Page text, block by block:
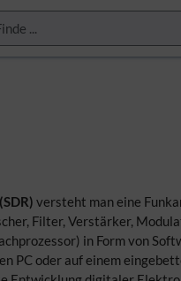
versteht man eine
Filter, Verstärker,
in Form von
PC oder auf einem